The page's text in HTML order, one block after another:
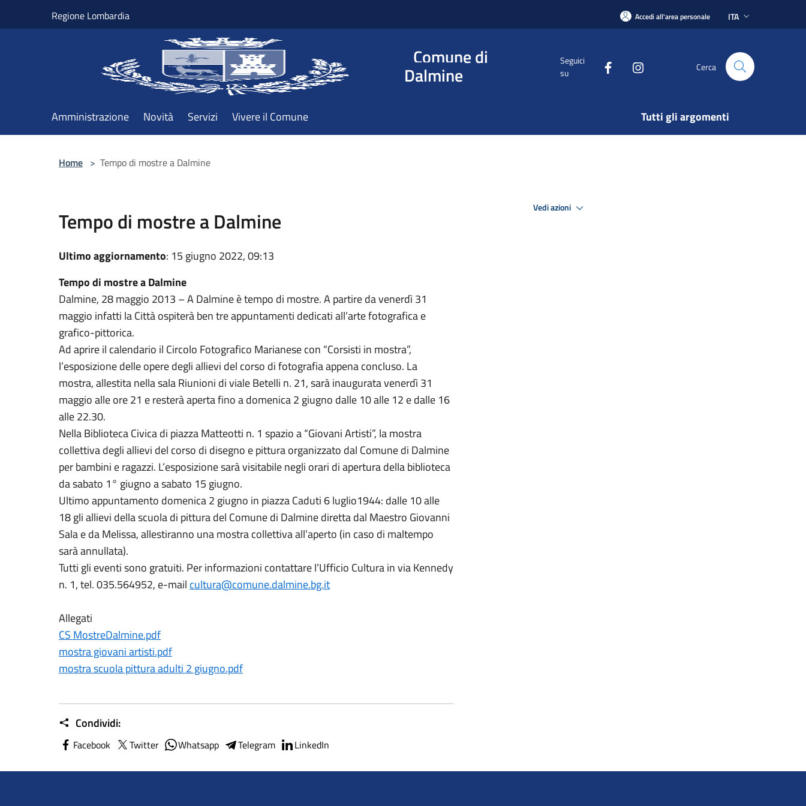
Regione Lombardia Accedi all'area personale ITA
Comune di
Dalmine
Seguici
su
Cerca
Amministrazione Novità Servizi Vivere il Comune Tutti gli argomenti
Home > Tempo di mostre a Dalmine
Tempo di mostre a Dalmine
Ultimo aggiornamento: 15 giugno 2022, 09:13
Tempo di mostre a Dalmine
Dalmine, 28 maggio 2013 – A Dalmine è tempo di mostre. A partire da venerdì 31
maggio infatti la Città ospiterà ben tre appuntamenti dedicati all’arte fotografica e
grafico-pittorica.
Ad aprire il calendario il Circolo Fotografico Marianese con “Corsisti in mostra”,
l’esposizione delle opere degli allievi del corso di fotografia appena concluso. La
mostra, allestita nella sala Riunioni di viale Betelli n. 21, sarà inaugurata venerdì 31
maggio alle ore 21 e resterà aperta fino a domenica 2 giugno dalle 10 alle 12 e dalle 16
alle 22.30.
Nella Biblioteca Civica di piazza Matteotti n. 1 spazio a “Giovani Artisti”, la mostra
collettiva degli allievi del corso di disegno e pittura organizzato dal Comune di Dalmine
per bambini e ragazzi. L’esposizione sarà visitabile negli orari di apertura della biblioteca
da sabato 1° giugno a sabato 15 giugno.
Ultimo appuntamento domenica 2 giugno in piazza Caduti 6 luglio1944: dalle 10 alle
18 gli allievi della scuola di pittura del Comune di Dalmine diretta dal Maestro Giovanni
Sala e da Melissa, allestiranno una mostra collettiva all’aperto (in caso di maltempo
sarà annullata).
Tutti gli eventi sono gratuiti. Per informazioni contattare l’Ufficio Cultura in via Kennedy
n. 1, tel. 035.564952, e-mail cultura@comune.dalmine.bg.it
Allegati
CS MostreDalmine.pdf
mostra giovani artisti.pdf
mostra scuola pittura adulti 2 giugno.pdf
Condividi:
Facebook Twitter Whatsapp Telegram LinkedIn
Vedi azioni